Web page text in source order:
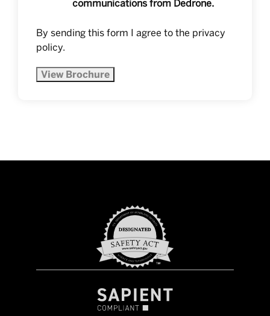
communications from Dedrone.
By sending this form I agree to the privacy
policy.